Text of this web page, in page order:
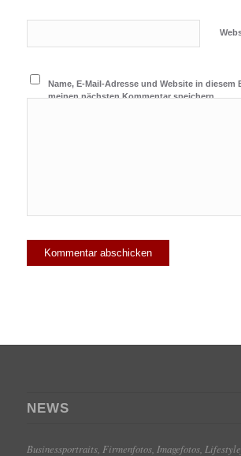
Name, E-Mail-Adresse und Website in diesem
meinen nächsten Kommentar speichern.
NEWS
Businessportraits, Firmenfotos, Imagefotos,